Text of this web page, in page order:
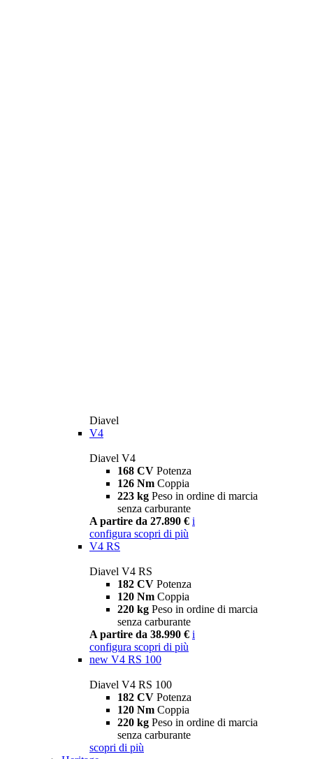
Diavel
V4
Diavel V4
168 CV Potenza
126 Nm Coppia
223 kg Peso in ordine di marcia
senza carburante
A partire da 27.890 € i
configura scopri di più
V4 RS
Diavel V4 RS
182 CV Potenza
120 Nm Coppia
220 kg Peso in ordine di marcia
senza carburante
A partire da 38.990 € i
configura scopri di più
new V4 RS 100
Diavel V4 RS 100
182 CV Potenza
120 Nm Coppia
220 kg Peso in ordine di marcia
senza carburante
scopri di più